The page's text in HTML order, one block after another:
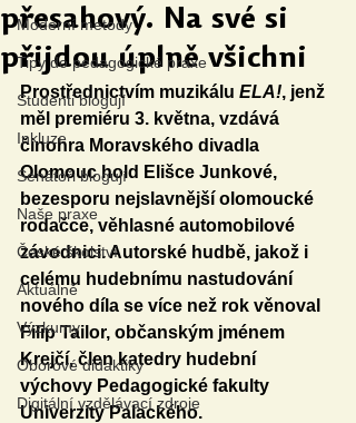
Moderní metody
Tipy do pedagogické praxe
Studenti blogují
Inkluze
Senátoři blogují
Naše praxe
České školství
Aktuálně
Výzkumy
Oborové didaktiky
Digitální vzdělávací zdroje
přesahový. Na své si
přijdou úplně všichni
Prostřednictvím muzikálu ELA!, jenž
měl premiéru 3. května, vzdává
činohra Moravského divadla
Olomouc hold Elišce Junkové,
bezesporu nejslavnější olomoucké
rodačce, věhlasné automobilové
závodnici. Autorské hudbě, jakož i
celému hudebnímu nastudování
nového díla se více než rok věnoval
Filip Tailor, občanským jménem
Krejčí, člen katedry hudební
výchovy Pedagogické fakulty
Univerzity Palackého.